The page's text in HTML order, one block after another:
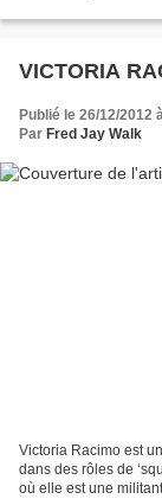
VICTORIA
Publié le 26/12/2012
Par Fred Jay Walk
Victoria Racimo est
dans des rôles de
où elle est une